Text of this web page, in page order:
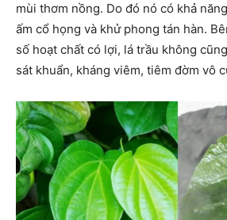
mùi thơm nồng. Do đó nó có khả
ấm cổ họng và khử phong tán hàn.
số hoạt chất có lợi, lá trầu không
sát khuẩn, kháng viêm, tiêm đờm vô